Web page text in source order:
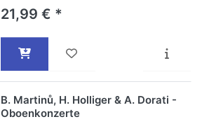
21,99 € *
B. Martinů, H. Holliger & A. Dorati -
Oboenkonzerte